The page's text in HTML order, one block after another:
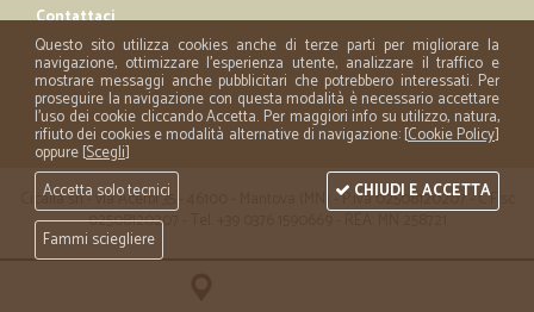
Contattaci
Cicalia srl - via Acerbi 35 - 46100 - Mantova (MN) - P.iva 02508120207 - C.Fisc
02508120207 - Tel. +39 0376 1590669 - REA: MN 258721
Questo sito utilizza cookies anche di terze parti per migliorare la
navigazione, ottimizzare l'esperienza utente, analizzare il traffico e
mostrare messaggi anche pubblicitari che potrebbero interessati. Per
proseguire la navigazione con questa modalità è necessario accettare
l'uso dei cookie cliccando Accetta. Per maggiori info su utilizzo, natura,
rifiuto dei cookies e modalità alternative di navigazione: [Cookie Policy]
oppure [Scegli]
Accetta solo tecnici
Fammi sciegliere
CHIUDI E ACCETTA